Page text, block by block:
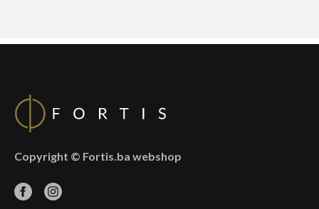
Copyright © Fortis.ba webshop